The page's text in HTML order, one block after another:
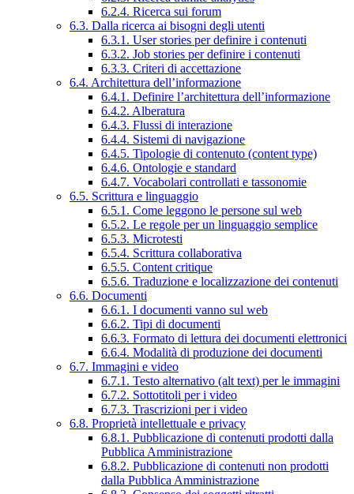
6.2.4. Ricerca sui forum
6.3. Dalla ricerca ai bisogni degli utenti
6.3.1. User stories per definire i contenuti
6.3.2. Job stories per definire i contenuti
6.3.3. Criteri di accettazione
6.4. Architettura dell’informazione
6.4.1. Definire l’architettura dell’informazione
6.4.2. Alberatura
6.4.3. Flussi di interazione
6.4.4. Sistemi di navigazione
6.4.5. Tipologie di contenuto (content type)
6.4.6. Ontologie e standard
6.4.7. Vocabolari controllati e tassonomie
6.5. Scrittura e linguaggio
6.5.1. Come leggono le persone sul web
6.5.2. Le regole per un linguaggio semplice
6.5.3. Microtesti
6.5.4. Scrittura collaborativa
6.5.5. Content critique
6.5.6. Traduzione e localizzazione dei contenuti
6.6. Documenti
6.6.1. I documenti vanno sul web
6.6.2. Tipi di documenti
6.6.3. Formato di lettura dei documenti elettronici
6.6.4. Modalità di produzione dei documenti
6.7. Immagini e video
6.7.1. Testo alternativo (alt text) per le immagini
6.7.2. Sottotitoli per i video
6.7.3. Trascrizioni per i video
6.8. Proprietà intellettuale e privacy
6.8.1. Pubblicazione di contenuti prodotti dalla
Pubblica Amministrazione
6.8.2. Pubblicazione di contenuti non prodotti
dalla Pubblica Amministrazione